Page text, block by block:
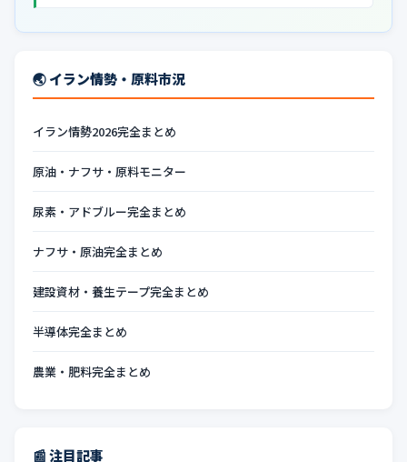
🌏 イラン情勢・原料市況
イラン情勢2026完全まとめ
原油・ナフサ・原料モニター
尿素・アドブルー完全まとめ
ナフサ・原油完全まとめ
建設資材・養生テープ完全まとめ
半導体完全まとめ
農業・肥料完全まとめ
📰 注目記事